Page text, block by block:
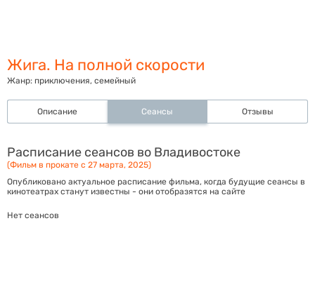
Жига. На полной скорости
Жанр: приключения, семейный
Описание Сеансы Отзывы
Расписание сеансов во Владивостоке
(Фильм в прокате с 27 марта, 2025)
Опубликовано актуальное расписание фильма, когда будущие сеансы в
кинотеатрах станут известны - они отобразятся на сайте
Нет сеансов